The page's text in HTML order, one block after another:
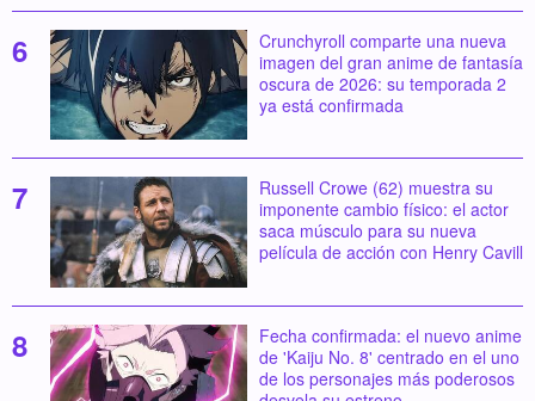
Crunchyroll comparte una nueva
imagen del gran anime de fantasía
oscura de 2026: su temporada 2
ya está confirmada
Russell Crowe (62) muestra su
imponente cambio físico: el actor
saca músculo para su nueva
película de acción con Henry Cavill
Fecha confirmada: el nuevo anime
de 'Kaiju No. 8' centrado en el uno
de los personajes más poderosos